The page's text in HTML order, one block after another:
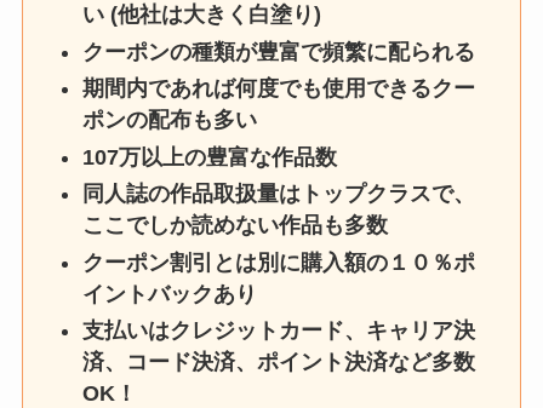
い (他社は大きく白塗り)
クーポンの種類が豊富で頻繁に配られる
期間内であれば何度でも使用できるクー
ポンの配布も多い
107万以上の豊富な作品数
同人誌の作品取扱量はトップクラスで、
ここでしか読めない作品も多数
クーポン割引とは別に購入額の１０％ポ
イントバックあり
支払いはクレジットカード、キャリア決
済、コード決済、ポイント決済など多数
OK！